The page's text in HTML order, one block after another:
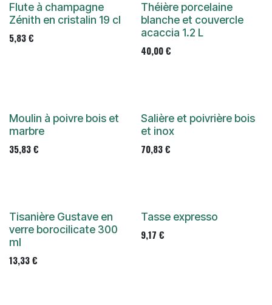
Flute à champagne
Zénith en cristalin 19 cl
5,83€
Théière porcelaine
blanche et couvercle
acaccia 1.2 L
40,00€
Moulin à poivre bois et
marbre
35,83€
Salière et poivrière bois
et inox
70,83€
Tisanière Gustave en
verre borocilicate 300
ml
13,33€
Tasse expresso
9,17 €